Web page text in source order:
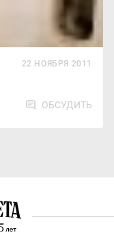
22 НОЯБРЯ 2011
ОБСУДИТЬ